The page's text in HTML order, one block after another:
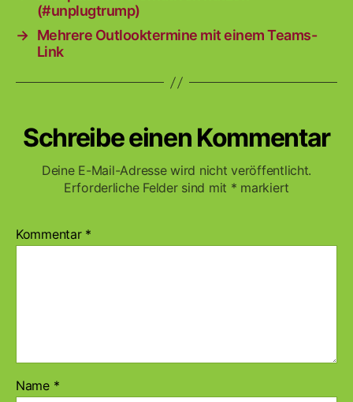
(#unplugtrump)
→ Mehrere Outlooktermine mit einem Teams-
Link
Schreibe einen Kommentar
Deine E-Mail-Adresse wird nicht veröffentlicht.
Erforderliche Felder sind mit * markiert
Kommentar *
Name *